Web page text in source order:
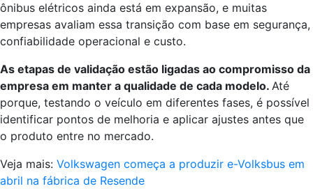
ônibus elétricos ainda está em expansão, e muitas
empresas avaliam essa transição com base em segurança,
confiabilidade operacional e custo.
As etapas de validação estão ligadas ao compromisso da
empresa em manter a qualidade de cada modelo. Até
porque, testando o veículo em diferentes fases, é possível
identificar pontos de melhoria e aplicar ajustes antes que
o produto entre no mercado.
Veja mais: Volkswagen começa a produzir e-Volksbus em
abril na fábrica de Resende